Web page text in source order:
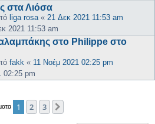
στα Λιόσα
liga rosa« 21 Δεκ 2021 11:53 am
2021 11:53 am
στο Philippe στο
fakk « 11 Νοέμ 2021 02:25 pm
02:25 pm
1 2 3